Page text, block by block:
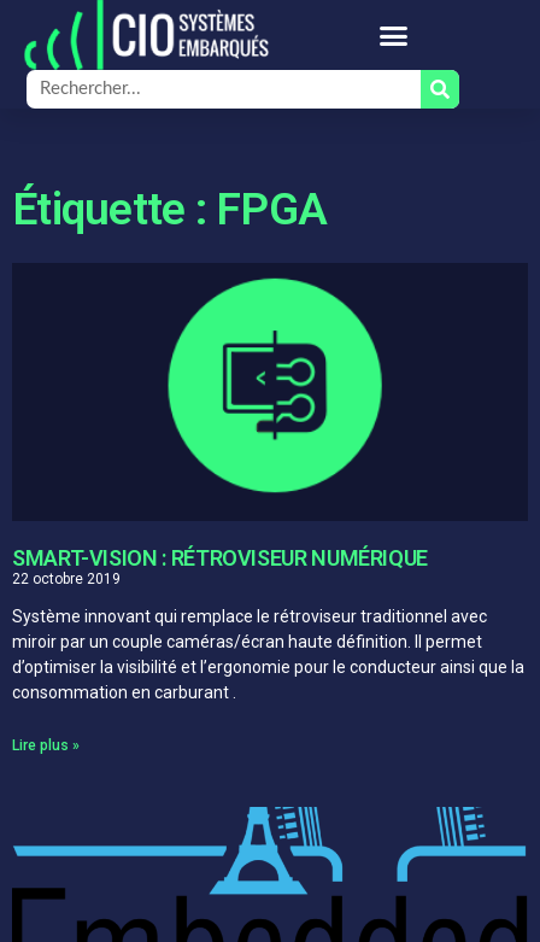
Étiquette : FPGA
SMART-VISION : RÉTROVISEUR NUMÉRIQUE
22 octobre 2019
Système innovant qui remplace le rétroviseur traditionnel avec
miroir par un couple caméras/écran haute définition. Il permet
d’optimiser la visibilité et l’ergonomie pour le conducteur ainsi que la
consommation en carburant .
Lire plus »